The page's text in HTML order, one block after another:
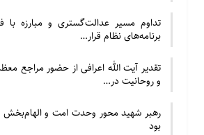
تداوم مسیر عدالت‌گستری و مبارزه
برنامه‌های نظام قرار…
تقدیر آیت الله اعرافی از حضور مراجع
و روحانیت در…
رهبر شهید محور وحدت امت و
بود